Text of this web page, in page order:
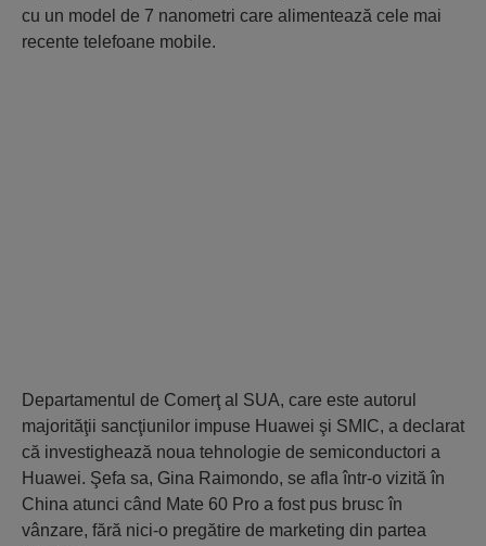
cu un model de 7 nanometri care alimentează cele mai
recente telefoane mobile.
Departamentul de Comerţ al SUA, care este autorul
majorităţii sancţiunilor impuse Huawei şi SMIC, a declarat
că investighează noua tehnologie de semiconductori a
Huawei. Şefa sa, Gina Raimondo, se afla într-o vizită în
China atunci când Mate 60 Pro a fost pus brusc în
vânzare, fără nici-o pregătire de marketing din partea